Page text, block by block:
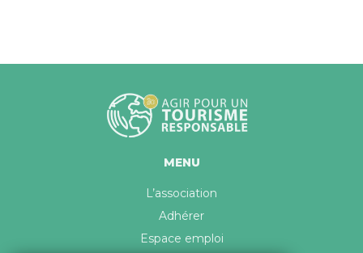
MENU
L’association
Adhérer
Espace emploi